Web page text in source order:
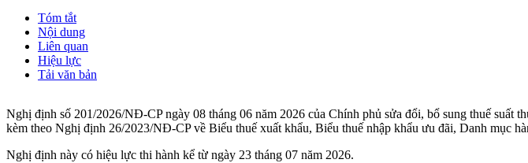
Tóm tắt
Nội dung
Liên quan
Hiệu lực
Tải văn bản
Nghị định số 201/2026/NĐ-CP ngày 08 tháng 06 năm 2026 của Chính phủ sửa đổi, bổ sung thuế suất
kèm theo Nghị định 26/2023/NĐ-CP về Biểu thuế xuất khẩu, Biểu thuế nhập khẩu ưu đãi, Danh mục
Nghị định này có hiệu lực thi hành kể từ ngày 23 tháng 07 năm 2026.